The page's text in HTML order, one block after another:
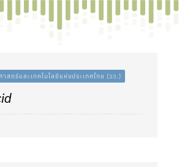
สตร์และเทคโนโลยีแห่งประเทศไทย (วว.)